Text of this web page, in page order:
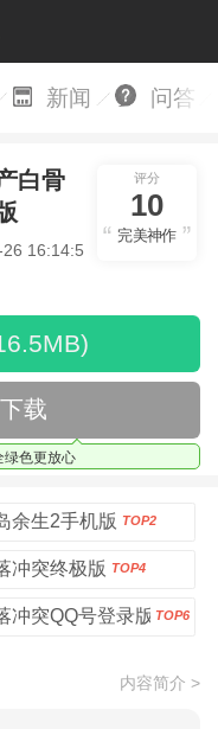
新闻 问答
白骨
16:14:58
评分
10
完美神作
载
绿色更放心
余生2手机版 TOP2
冲突终极版 TOP4
冲突QQ号登录版 TOP6
内容简介 >